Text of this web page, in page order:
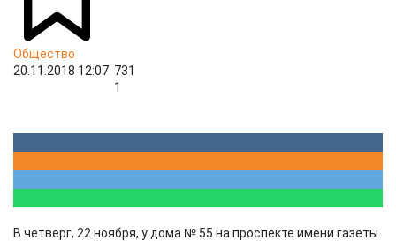
Общество
20.11.2018 12:07 731
1
В четверг, 22 ноября, у дома № 55 на проспекте имени газеты